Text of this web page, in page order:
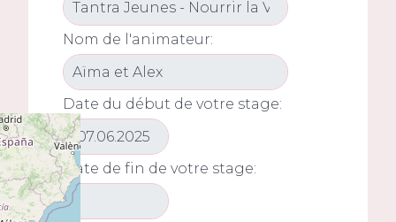
Nom de l'animateur:
Date du début de votre stage:
Date de fin de votre stage: